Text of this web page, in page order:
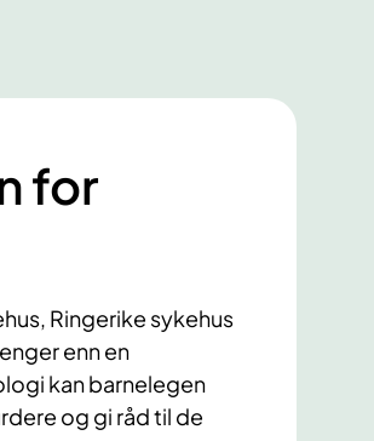
for
Ringerike sykehus
enn en
kan barnelegen
og gi råd til de